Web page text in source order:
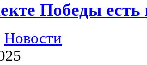
Победы
Новости